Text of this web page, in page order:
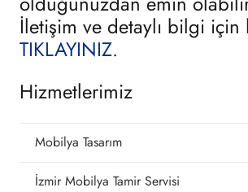
İletişim ve detaylı bilgi için
TIKLAYINIZ.
Hizmetlerimiz
Mobilya Tasarım
İzmir Mobilya Tamir Servisi